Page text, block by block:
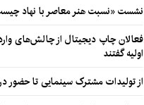
نشست «نسبت هنر معاصر با نهاد
فعالان چاپ دیجیتال از چالش‌های
اولیه گفتند
از تولیدات مشترک سینمایی تا حضور